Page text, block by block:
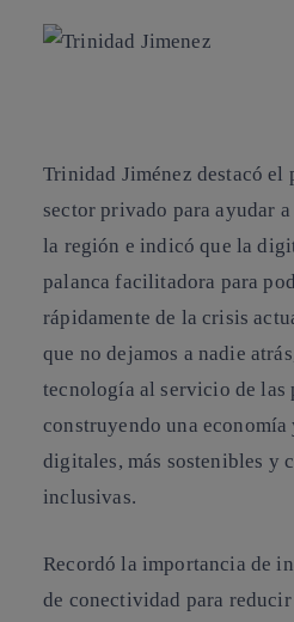
Trinidad Jiménez destacó el
sector privado para ayudar
la región e indicó que la
palanca facilitadora para
rápidamente de la crisis
que no dejamos a nadie
tecnología al servicio de las
construyendo una economía
digitales, más sostenibles y
inclusivas.
Recordó la importancia de
de conectividad para reducir